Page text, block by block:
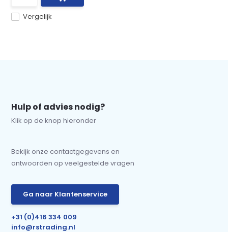
Vergelijk
Hulp of advies nodig?
Klik op de knop hieronder
Bekijk onze contactgegevens en
antwoorden op veelgestelde vragen
Ga naar Klantenservice
+31 (0)416 334 009
info@rstrading.nl